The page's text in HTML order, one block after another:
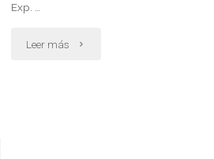
Exp. …
Leer más "Contestación